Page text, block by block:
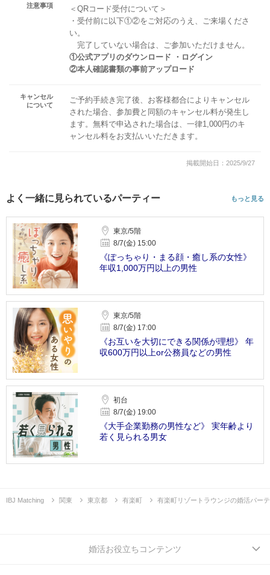
注意事項
＜QRコード受付について＞
・受付前に以下①②をご対応のうえ、ご来場くださ
い。
完了していない場合は、ご参加いただけません。
①公式アプリのダウンロード ・ログイン
②本人確認書類の事前アップロード
キャンセル
について
ご予約手続き完了後、お客様都合によりキャンセル
された場合、参加費と同額のキャンセル料が発生し
ます。無料で申込された場合は、一律1,000円のキ
ャンセル料をお支払いいただきます。
掲載開始日：2025/9/27
よく一緒に見られているパーティー もっと見る
東京/5階
8/7(金) 15:00
《ぽっちゃり・まる顔・癒し系の女性》
年収1,000万円以上の男性
東京/5階
8/7(金) 17:00
《お互いを大切にできる関係が理想》 年
収600万円以上or公務員などの男性
初台
8/7(金) 19:00
《大手企業勤務の男性など》 実年齢より
若く見られる男女
IBJ Matching 関東 東京都 有楽町 有楽町リゾートラウンジの婚活パー
婚活お役立ちコンテンツ